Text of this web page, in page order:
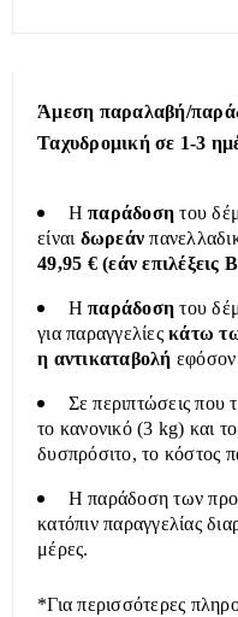
Άμεση παραλαβή/
Ταχυδρομική σε 1-3
Ηπαράδοση του
είναι δωρεάν
49,95 € (εάν
Ηπαράδοση του
για παραγγελίες κάτω
η αντικαταβολή εφόσον
Σε περιπτώσεις που
το κανονικό (3 kg) και
δυσπρόσιτο, το κόστος
Η παράδοση των
κατόπιν παραγγελίας
μέρες.
*Για περισσότερες